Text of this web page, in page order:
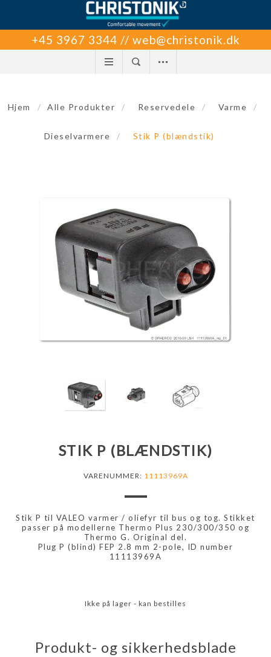
+45 3967 3344 // web@christonik.dk
Hjem / Alle Produkter / Reservedele / Varme /
Dieselvarmere / Stik P (blændstik)
STIK P (BLÆNDSTIK)
VARENUMMER: 11113969A
Stik P til VALEO varmer / oliefyr til bus og tog. Stikket
passer på modellerne Thermo Plus 230/300/350 og
Thermo G. Original del.
Plug P (blind) FEP 2.8 mm 2-pole, ID number
11113969A
Ikke på lager - kan bestilles
Produkt- og sikkerhedsblade